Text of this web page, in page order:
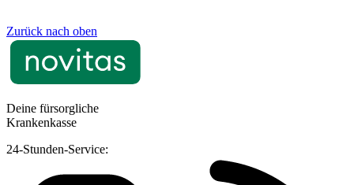
Zurück nach oben
Deine fürsorgliche
Krankenkasse
24-Stunden-Service: